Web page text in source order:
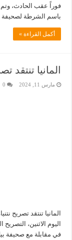
فوراً عقب الحادث،
باسم الشرطة لصحيفة
أكمل القراءة »
المانيا تنتقد
مارس 11, 2024 0
المانيا تنتقد تصريح
اليوم الاثنين،
في مقابلة مع صحيفة